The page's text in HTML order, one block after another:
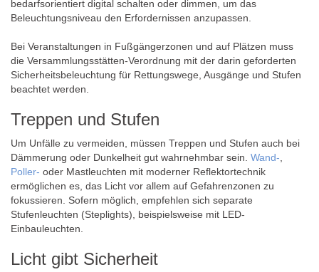
bedarfsorientiert digital schalten oder dimmen, um das
Beleuchtungsniveau den Erfordernissen anzupassen.
Bei Veranstaltungen in Fußgängerzonen und auf Plätzen muss
die Versammlungsstätten-Verordnung mit der darin geforderten
Sicherheitsbeleuchtung für Rettungswege, Ausgänge und Stufen
beachtet werden.
Treppen und Stufen
Um Unfälle zu vermeiden, müssen Treppen und Stufen auch bei
Dämmerung oder Dunkelheit gut wahrnehmbar sein. Wand-
Poller- oder Mastleuchten mit moderner Reflektortechnik
ermöglichen es, das Licht vor allem auf Gefahrenzonen zu
fokussieren. Sofern möglich, empfehlen sich separate
Stufenleuchten (Steplights), beispielsweise mit LED-
Einbauleuchten.
Licht gibt Sicherheit